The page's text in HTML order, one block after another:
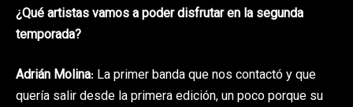
¿Qué artistas vamos a poder disfrutar en la segunda
temporada?
Adrián Molina: La primer banda que nos contactó y que
quería salir desde la primera edición, un poco porque su